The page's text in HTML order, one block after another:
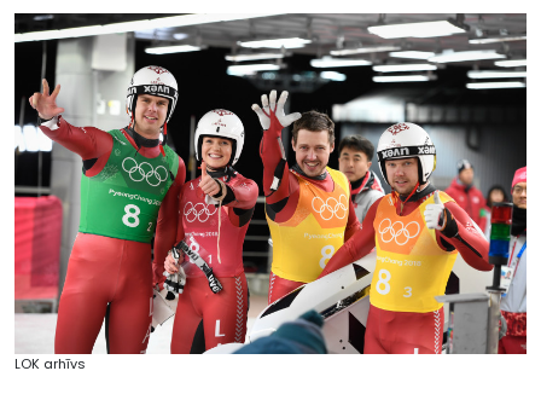
LOK arhīvs